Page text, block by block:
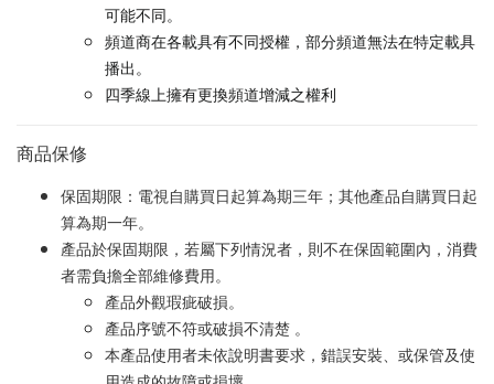
可能不同。
頻道商在各載具有不同授權，部分頻道無法在特定載具
播出。
四季線上擁有更換頻道增減之權利
商品保修
保固期限：電視自購買日起算為期三年；其他產品自購買日起
算為期一年。
產品於保固期限，若屬下列情況者，則不在保固範圍內，消費
者需負擔全部維修費用。
產品外觀瑕疵破損。
產品序號不符或破損不清楚 。
本產品使用者未依說明書要求，錯誤安裝、或保管及使